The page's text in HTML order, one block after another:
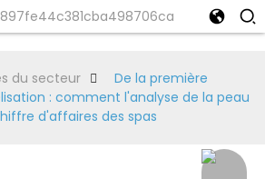
du secteur
De la première
: comment l'analyse de la peau
d'affaires des spas